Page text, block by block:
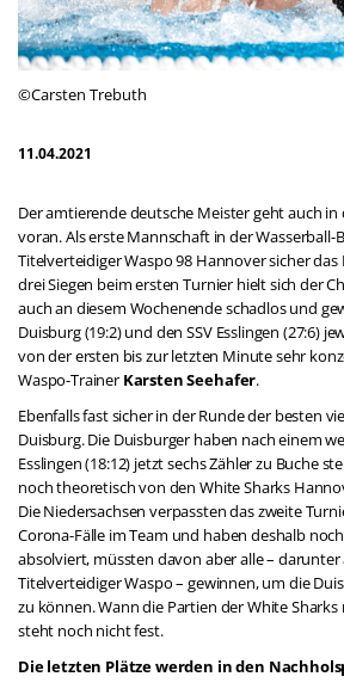
©Carsten Trebuth
11.04.2021
Der amtierende deutsche Meister geht auch in
voran. Als erste Mannschaft in der Wasserball-
Titelverteidiger Waspo 98 Hannover sicher
drei Siegen beim ersten Turnier hielt sich der
auch an diesem Wochenende schadlos und
Duisburg (19:2) und den SSV Esslingen (27:6)
von der ersten bis zur letzten Minute sehr
Waspo-Trainer Karsten Seehafer.
Ebenfalls fast sicher in der Runde der besten
Duisburg. Die Duisburger haben nach einem
Esslingen (18:12) jetzt sechs Zähler zu Buche
noch theoretisch von den White Sharks
Die Niedersachsen verpassten das zweite
Corona-Fälle im Team und haben deshalb
absolviert, müssten davon aber alle –
Titelverteidiger Waspo – gewinnen, um die
zu können. Wann die Partien der White
steht noch nicht fest.
Die letzten Plätze werden in den